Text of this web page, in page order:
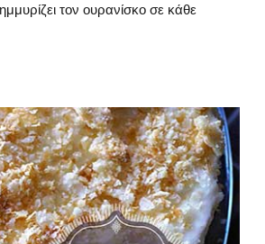
τον ουρανίσκο σε κάθε